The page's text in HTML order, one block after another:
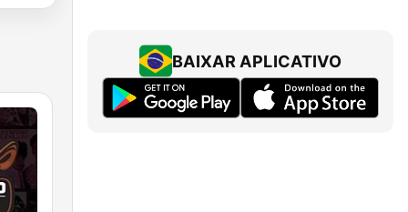
BAIXAR APLICATIVO